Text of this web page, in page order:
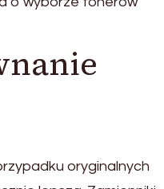
oryginalnych